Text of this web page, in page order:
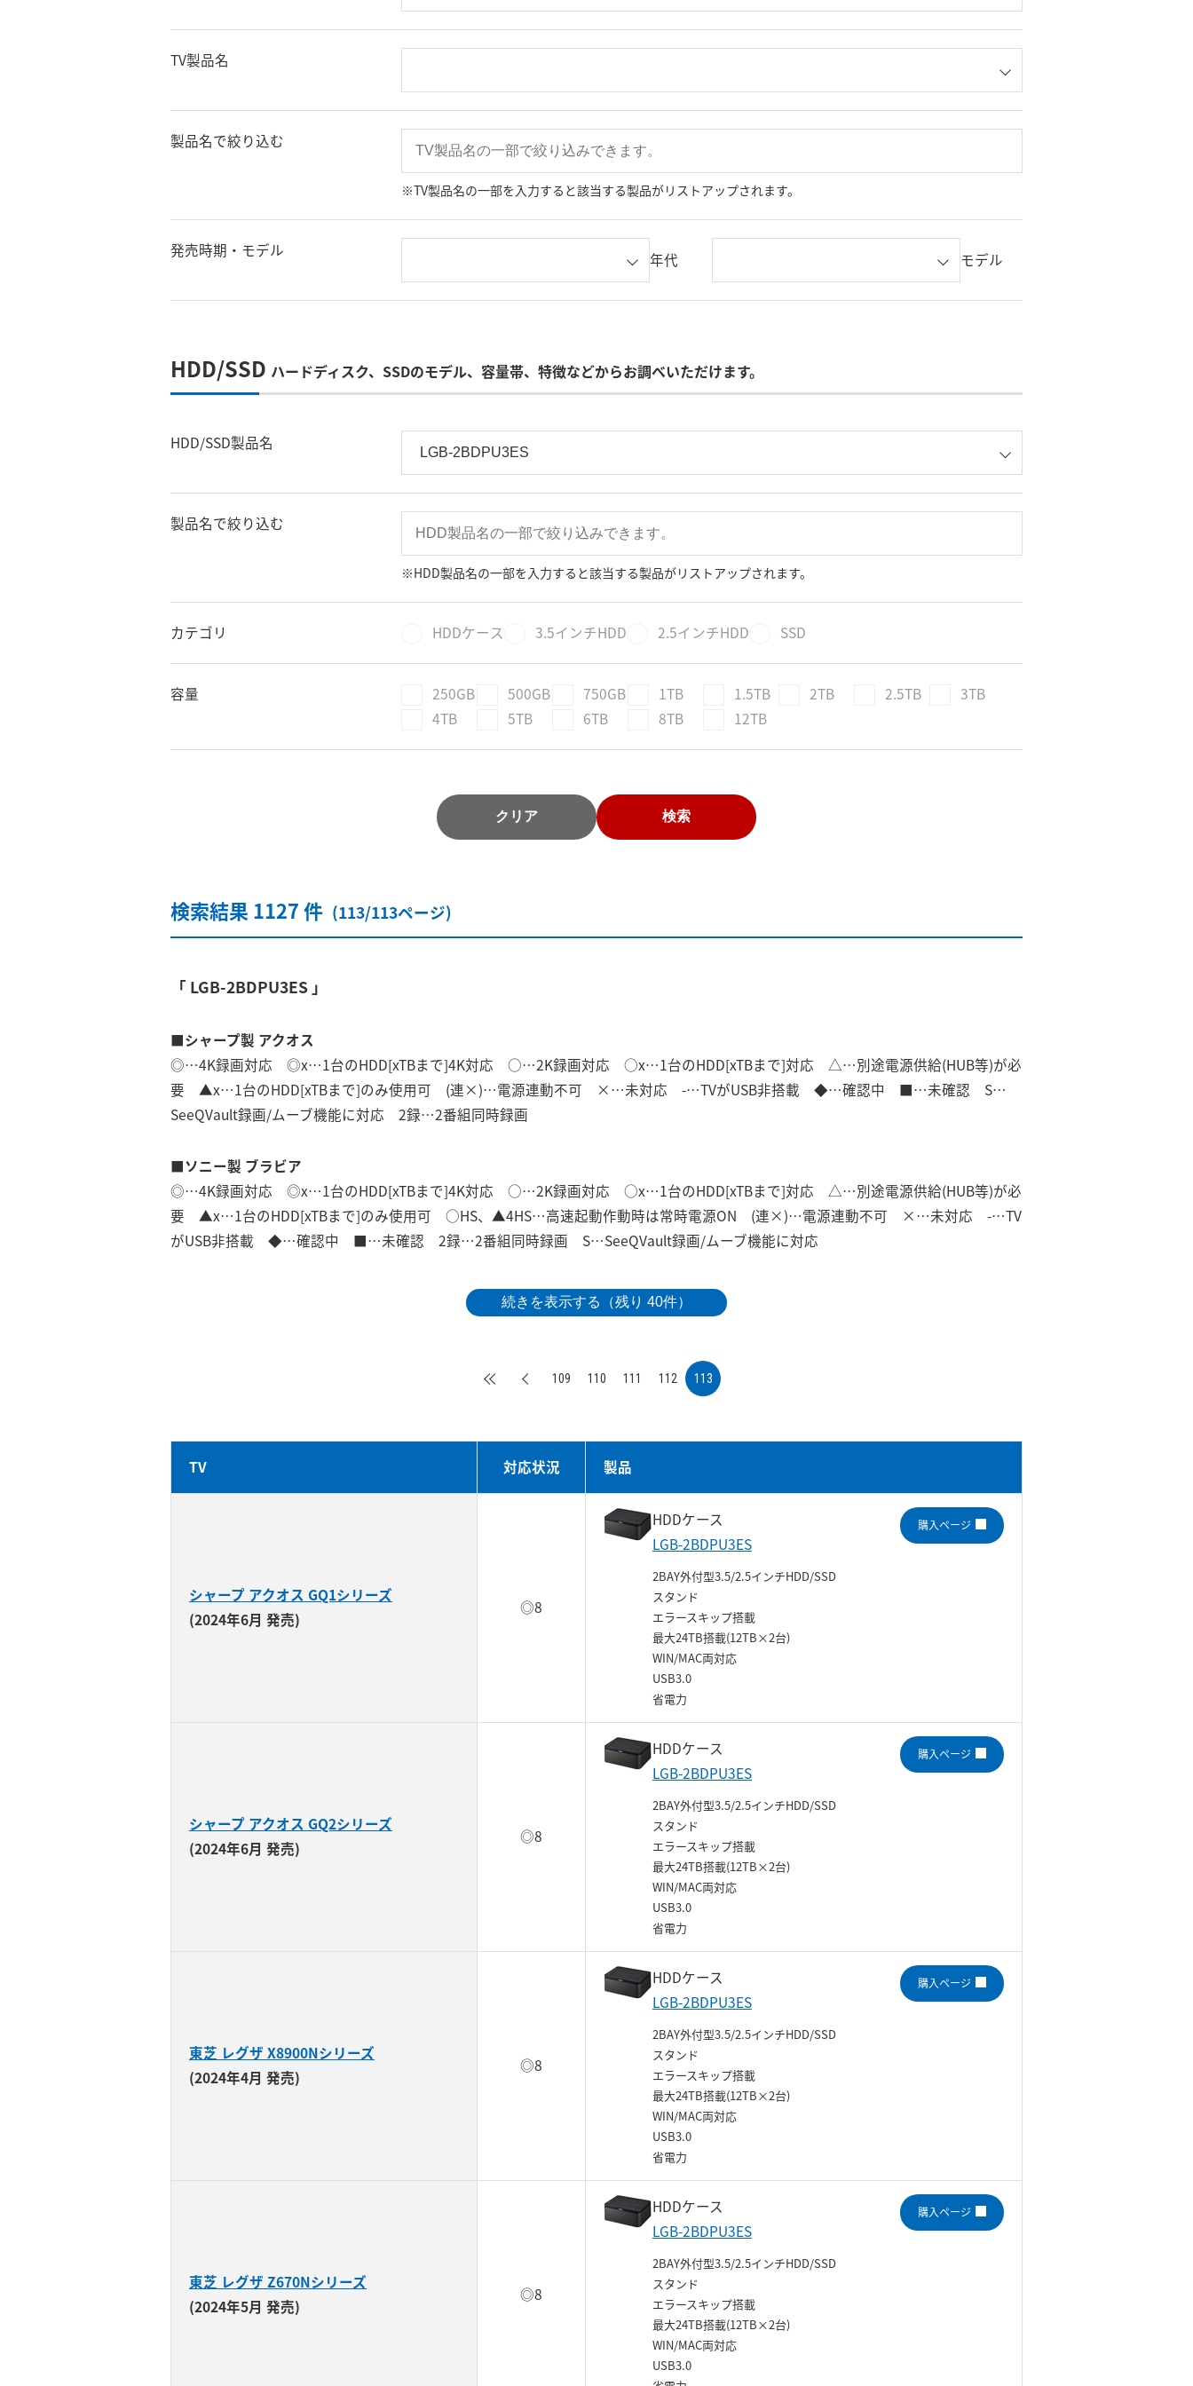
TV製品名
製品名で絞り込む
※TV製品名の一部を入力すると該当する製品がリストアップされます。
発売時期・モデル 年代 モデル
HDD/SSD ハードディスク、SSDのモデル、容量帯、特徴などからお調べいただけます。
HDD/SSD製品名
製品名で絞り込む
※HDD製品名の一部を入力すると該当する製品がリストアップされます。
カテゴリ HDDケース 3.5インチHDD 2.5インチHDD SSD
容量 250GB 500GB 750GB 1TB 1.5TB 2TB 2.5TB
3TB
4TB
5TB 6TB 8TB 12TB
クリア 検索
検索結果 1127 件 (113/113ページ)
「 LGB-2BDPU3ES 」
■シャープ製 アクオス
◎…4K録画対応 ◎x…1台のHDD[xTBまで]4K対応 ○…2K録画対応 ○x…1台のHDD[xTBまで]対応 △…別途電源供給(HUB等)が必
要 ▲x…1台のHDD[xTBまで]のみ使用可 (連×)…電源連動不可 ×…未対応 -…TVがUSB非搭載 ◆…確認中 ■…未確認 S…
SeeQVault録画/ムーブ機能に対応 2録…2番組同時録画
■ソニー製 ブラビア
◎…4K録画対応 ◎x…1台のHDD[xTBまで]4K対応 ○…2K録画対応 ○x…1台のHDD[xTBまで]対応 △…別途電源供給(HUB等)が必
要 ▲x…1台のHDD[xTBまで]のみ使用可 ○HS、▲4HS…高速起動作動時は常時電源ON (連×)…電源連動不可 ×…未対応 -…TV
がUSB非搭載 ◆…確認中 ■…未確認 2録…2番組同時録画 S…SeeQVault録画/ムーブ機能に対応
続きを表示する（残り 40件）
109 110 111 112 113
TV 対応状況 製品
シャープ アクオス GQ1シリーズ
(2024年6月 発売)
◎8
HDDケース
LGB-2BDPU3ES
2BAY外付型3.5/2.5インチHDD/SSD
スタンド
エラースキップ搭載
最大24TB搭載(12TB×2台)
WIN/MAC両対応
USB3.0
省電力
購入ページ
シャープ アクオス GQ2シリーズ
(2024年6月 発売)
◎8
HDDケース
LGB-2BDPU3ES
2BAY外付型3.5/2.5インチHDD/SSD
スタンド
エラースキップ搭載
最大24TB搭載(12TB×2台)
WIN/MAC両対応
USB3.0
省電力
購入ページ
東芝 レグザ X8900Nシリーズ
(2024年4月 発売)
◎8
HDDケース
LGB-2BDPU3ES
2BAY外付型3.5/2.5インチHDD/SSD
スタンド
エラースキップ搭載
最大24TB搭載(12TB×2台)
WIN/MAC両対応
USB3.0
省電力
購入ページ
東芝 レグザ Z670Nシリーズ
(2024年5月 発売)
◎8
HDDケース
LGB-2BDPU3ES
2BAY外付型3.5/2.5インチHDD/SSD
スタンド
エラースキップ搭載
最大24TB搭載(12TB×2台)
WIN/MAC両対応
USB3.0
購入ページ